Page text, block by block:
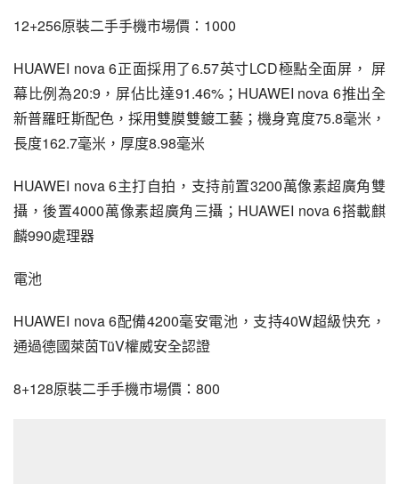
12+256原裝二手手機市場價：1000
HUAWEI nova 6正面採用了6.57英寸LCD極點全面屏， 屏
幕比例為20:9，屏佔比達91.46%；HUAWEI nova 6推出全
新普羅旺斯配色，採用雙膜雙鍍工藝；機身寬度75.8毫米，
長度162.7毫米，厚度8.98毫米
HUAWEI nova 6主打自拍，支持前置3200萬像素超廣角雙
攝，後置4000萬像素超廣角三攝；HUAWEI nova 6搭載麒
麟990處理器
電池
HUAWEI nova 6配備4200毫安電池，支持40W超級快充，
通過德國萊茵TüV權威安全認證
8+128原裝二手手機市場價：800